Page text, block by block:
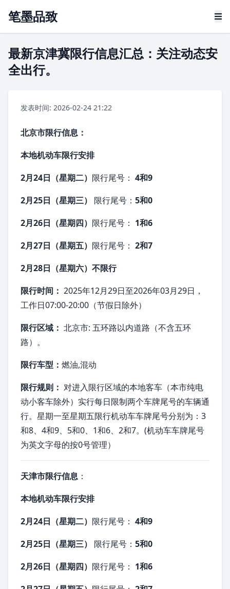
笔墨品致
最新京津冀限行信息汇总：关注动态安
全出行。
发表时间: 2026-02-24 21:22
北京市限行信息：
本地机动车限行安排
2月24日（星期二） 限行尾号： 4和9
2月25日（星期三） 限行尾号： 5和0
2月26日（星期四） 限行尾号： 1和6
2月27日（星期五） 限行尾号： 2和7
2月28日（星期六）不限行
限行时间： 2025年12月29日至2026年03月29日，
工作日07:00-20:00（节假日除外）
限行区域： 北京市: 五环路以内道路（不含五环
路）。
限行车型： 燃油,混动
限行规则： 对进入限行区域的本地客车（本市纯电
动小客车除外）实行每日限制两个车牌尾号的车辆通
行。星期一至星期五限行机动车车牌尾号分别为：3
和8、4和9、5和0、1和6、2和7。(机动车车牌尾号
为英文字母的按0号管理）
天津市限行信息 ：
本地机动车限行安排
2月24日（星期二） 限行尾号： 4和9
2月25日（星期三） 限行尾号： 5和0
2月26日（星期四） 限行尾号： 1和6